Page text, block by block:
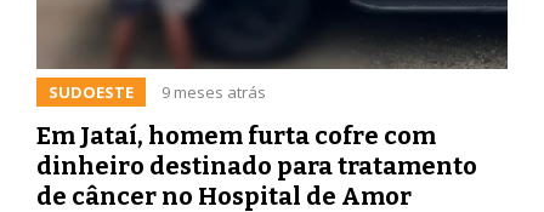
SUDOESTE 9 meses atrás
Em Jataí, homem furta cofre com
dinheiro destinado para tratamento
de câncer no Hospital de Amor